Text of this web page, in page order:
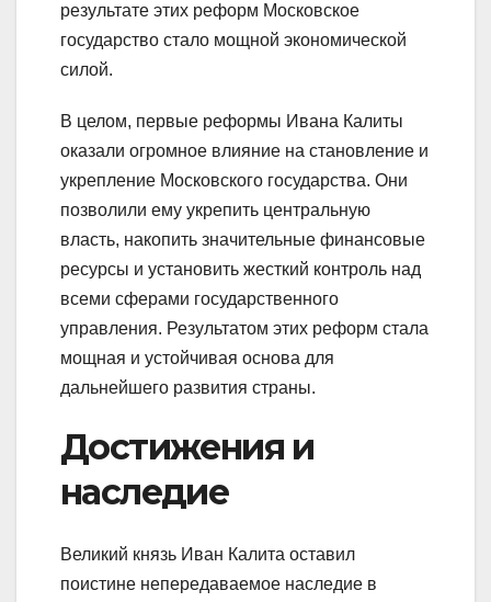
результате этих реформ Московское
государство стало мощной экономической
силой.
В целом, первые реформы Ивана Калиты
оказали огромное влияние на становление и
укрепление Московского государства. Они
позволили ему укрепить центральную
власть, накопить значительные финансовые
ресурсы и установить жесткий контроль над
всеми сферами государственного
управления. Результатом этих реформ стала
мощная и устойчивая основа для
дальнейшего развития страны.
Достижения и
наследие
Великий князь Иван Калита оставил
поистине непередаваемое наследие в